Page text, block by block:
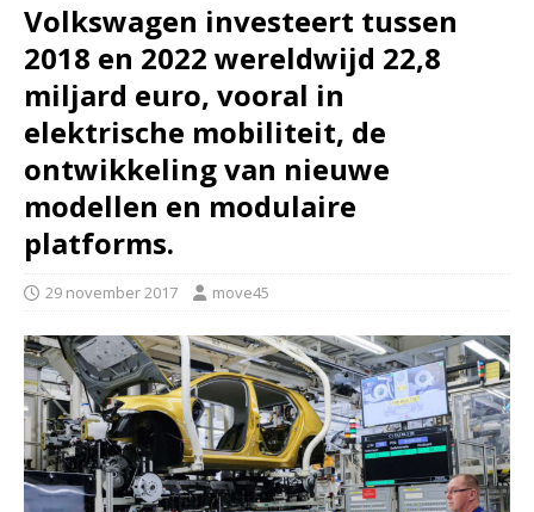
Volkswagen investeert tussen
2018 en 2022 wereldwijd 22,8
miljard euro, vooral in
elektrische mobiliteit, de
ontwikkeling van nieuwe
modellen en modulaire
platforms.
29 november 2017 move45